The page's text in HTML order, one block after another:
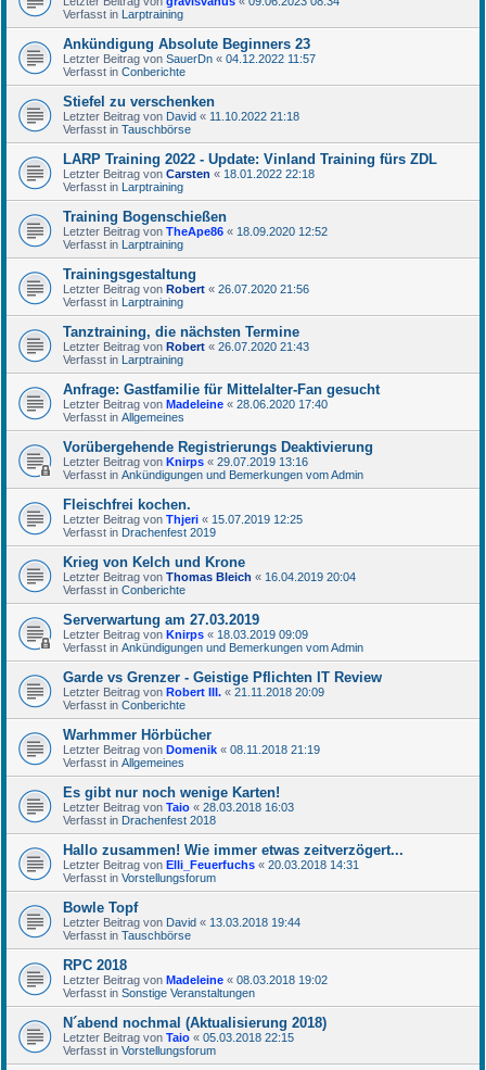
Verfasst in Larptraining
Ankündigung Absolute Beginners 23
Letzter Beitrag von SauerDn « 04.12.2022 11:57
Verfasst in Conberichte
Stiefel zu verschenken
Letzter Beitrag von David « 11.10.2022 21:18
Verfasst in Tauschbörse
LARP Training 2022 - Update: Vinland Training fürs ZDL
Letzter Beitrag von Carsten « 18.01.2022 22:18
Verfasst in Larptraining
Training Bogenschießen
Letzter Beitrag von TheApe86 « 18.09.2020 12:52
Verfasst in Larptraining
Trainingsgestaltung
Letzter Beitrag von Robert « 26.07.2020 21:56
Verfasst in Larptraining
Tanztraining, die nächsten Termine
Letzter Beitrag von Robert « 26.07.2020 21:43
Verfasst in Larptraining
Anfrage: Gastfamilie für Mittelalter-Fan gesucht
Letzter Beitrag von Madeleine « 28.06.2020 17:40
Verfasst in Allgemeines
Vorübergehende Registrierungs Deaktivierung
Letzter Beitrag von Knirps « 29.07.2019 13:16
Verfasst in Ankündigungen und Bemerkungen vom Admin
Fleischfrei kochen.
Letzter Beitrag von Thjeri « 15.07.2019 12:25
Verfasst in Drachenfest 2019
Krieg von Kelch und Krone
Letzter Beitrag von Thomas Bleich « 16.04.2019 20:04
Verfasst in Conberichte
Serverwartung am 27.03.2019
Letzter Beitrag von Knirps « 18.03.2019 09:09
Verfasst in Ankündigungen und Bemerkungen vom Admin
Garde vs Grenzer - Geistige Pflichten IT Review
Letzter Beitrag von Robert III. « 21.11.2018 20:09
Verfasst in Conberichte
Warhmmer Hörbücher
Letzter Beitrag von Domenik « 08.11.2018 21:19
Verfasst in Allgemeines
Es gibt nur noch wenige Karten!
Letzter Beitrag von Taio « 28.03.2018 16:03
Verfasst in Drachenfest 2018
Hallo zusammen! Wie immer etwas zeitverzögert...
Letzter Beitrag von Elli_Feuerfuchs « 20.03.2018 14:31
Verfasst in Vorstellungsforum
Bowle Topf
Letzter Beitrag von David « 13.03.2018 19:44
Verfasst in Tauschbörse
RPC 2018
Letzter Beitrag von Madeleine « 08.03.2018 19:02
Verfasst in Sonstige Veranstaltungen
N´abend nochmal (Aktualisierung 2018)
Letzter Beitrag von Taio « 05.03.2018 22:15
Verfasst in Vorstellungsforum